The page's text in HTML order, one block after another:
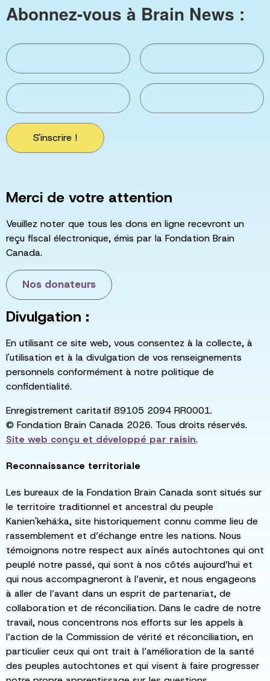
Abonnez-vous à Brain News :
S'inscrire !
Merci de votre attention
Veuillez noter que tous les dons en ligne recevront un
reçu fiscal électronique, émis par la Fondation Brain
Canada.
Nos donateurs
Divulgation :
En utilisant ce site web, vous consentez à la collecte, à
l'utilisation et à la divulgation de vos renseignements
personnels conformément à notre politique de
confidentialité.
Enregistrement caritatif 89105 2094 RR0001.
© Fondation Brain Canada 2026. Tous droits réservés.
Site web conçu et développé par raisin.
Reconnaissance territoriale
Les bureaux de la Fondation Brain Canada sont situés sur
le territoire traditionnel et ancestral du peuple
Kanien'kehá:ka, site historiquement connu comme lieu de
rassemblement et d’échange entre les nations. Nous
témoignons notre respect aux aînés autochtones qui ont
peuplé notre passé, qui sont à nos côtés aujourd’hui et
qui nous accompagneront à l’avenir, et nous engageons
à aller de l’avant dans un esprit de partenariat, de
collaboration et de réconciliation. Dans le cadre de notre
travail, nous concentrons nos efforts sur les appels à
l’action de la Commission de vérité et réconciliation, en
particulier ceux qui ont trait à l’amélioration de la santé
des peuples autochtones et qui visent à faire progresser